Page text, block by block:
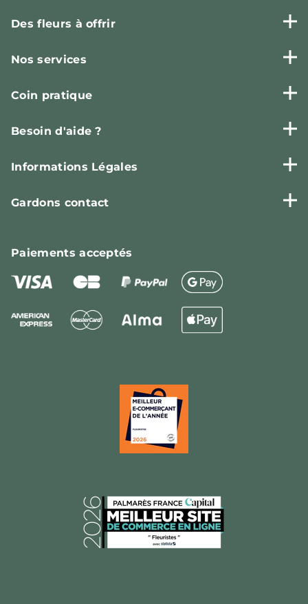
Des fleurs à offrir
Nos services
Coin pratique
Besoin d'aide ?
Informations Légales
Gardons contact
Paiementsacceptés